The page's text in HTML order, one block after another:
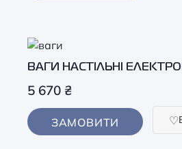
ВАГИ НАСТІЛЬНІ
5 670 ₴
ЗАМОВИТИ